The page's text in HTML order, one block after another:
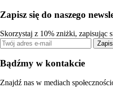
Zapisz się do naszego
Skorzystaj z 10% zniżki, zapisując
Bądźmy w kontakcie
Znajdź nas w mediach